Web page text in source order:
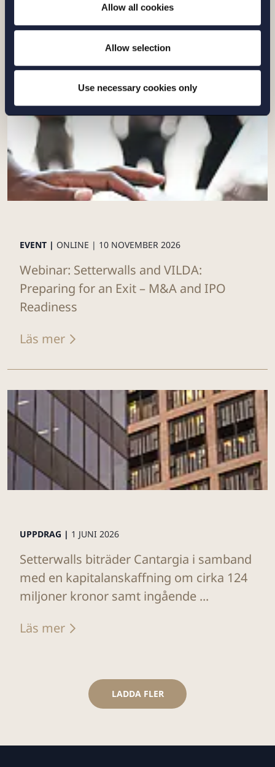
Allow all cookies
Allow selection
Use necessary cookies only
EVENT | ONLINE | 10 NOVEMBER 2026
Webinar: Setterwalls and VILDA:
Preparing for an Exit – M&A and IPO
Readiness
Läs mer
UPPDRAG | 1 JUNI 2026
Setterwalls biträder Cantargia i samband
med en kapitalanskaffning om cirka 124
miljoner kronor samt ingående ...
Läs mer
LADDA FLER